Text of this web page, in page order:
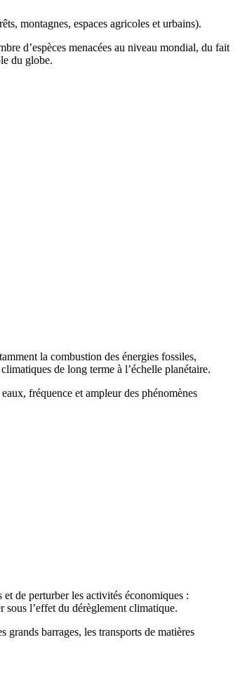
montagnes, espaces agricoles et urbains).
d’espèces menacées au niveau mondial, du fait
du globe.
la combustion des énergies fossiles,
de long terme à l’échelle planétaire.
fréquence et ampleur des phénomènes
et de perturber les activités économiques :
sous l’effet du dérèglement climatique.
barrages, les transports de matières